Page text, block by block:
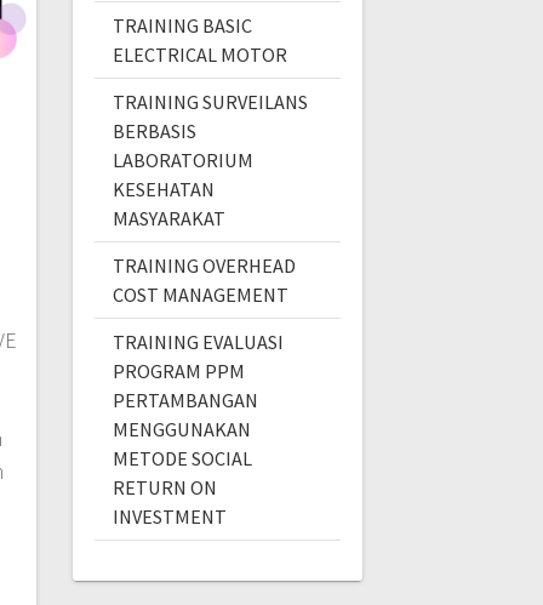
TRAINING BASIC
ELECTRICAL MOTOR
TRAINING SURVEILANS
BERBASIS
LABORATORIUM
KESEHATAN
MASYARAKAT
TRAINING OVERHEAD
COST MANAGEMENT
TRAINING EVALUASI
PROGRAM PPM
PERTAMBANGAN
MENGGUNAKAN
METODE SOCIAL
RETURN ON
INVESTMENT